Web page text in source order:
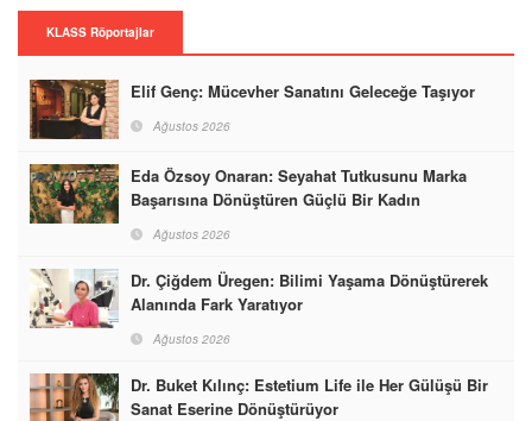
KLASS Röportajlar
Elif Genç: Mücevher Sanatını Geleceğe Taşıyor
Ağustos 2026
Eda Özsoy Onaran: Seyahat Tutkusunu Marka
Başarısına Dönüştüren Güçlü Bir Kadın
Ağustos 2026
Dr. Çiğdem Üregen: Bilimi Yaşama Dönüştürerek
Alanında Fark Yaratıyor
Ağustos 2026
Dr. Buket Kılınç: Estetium Life ile Her Gülüşü Bir
Sanat Eserine Dönüştürüyor